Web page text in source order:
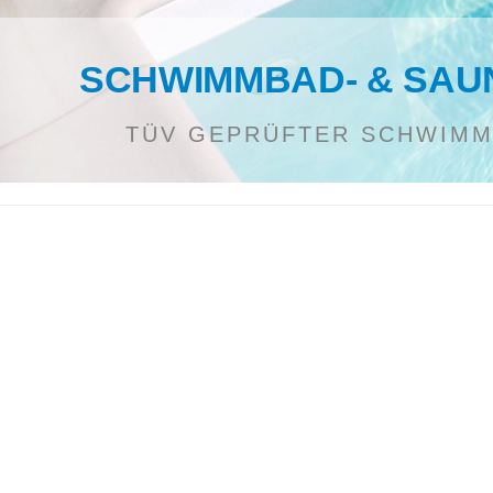
SCHWIMMBAD- &
TÜV GEPRÜFTER